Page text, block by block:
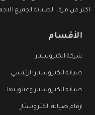
اكثر من مرة، الصيانة لجميع
الأقسام
شركة الكتروستار
صيانة الكتروستار الرئيسي
صيانة الكتروستار وعناوينها
ارقام صيانة الكتروستار